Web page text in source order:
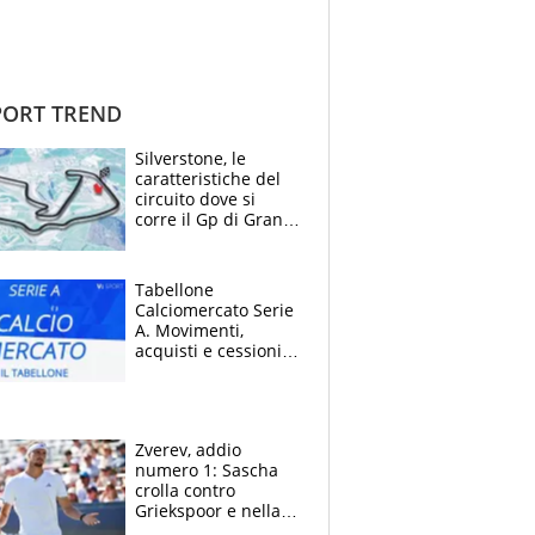
TREND
Silverstone, le
caratteristiche del
circuito dove si
corre il Gp di Gran
Tabellone
Calciomercato Serie
A. Movimenti,
acquisti e cessioni:
Zverev, addio
numero 1: Sascha
crolla contro
Griekspoor e nella